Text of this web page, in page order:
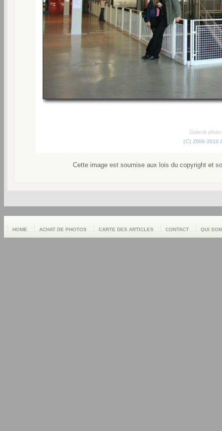
Galerie
(C) 2006-2010
Cette image est soumise aux lois du copyright et
HOME ACHAT DE PHOTOS CARTE DES ARTICLES CONTACT QUI